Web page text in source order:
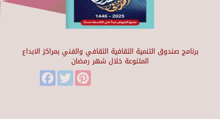
برنامج صندوق التنمية الثقافية الثقافي والفني بمراكز الابداع
المتنوعة خلال شهر رمضان
FacebookTwitter